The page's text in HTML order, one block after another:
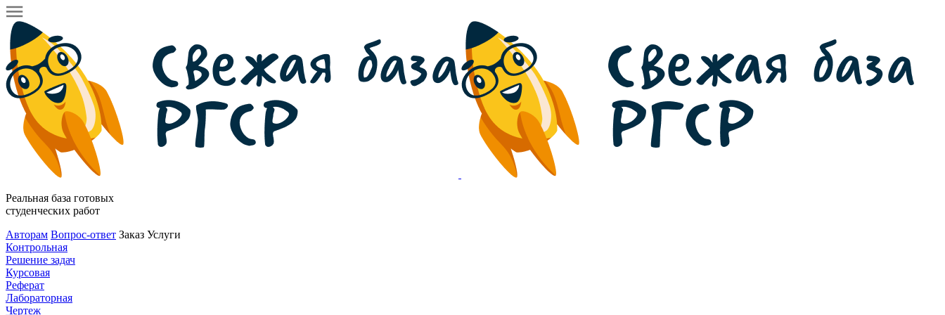
Реальная база готовых
студенческих работ
Авторам Вопрос-ответ Заказ Услуги
Контрольная
Решение задач
Курсовая
Реферат
Лабораторная
Чертеж